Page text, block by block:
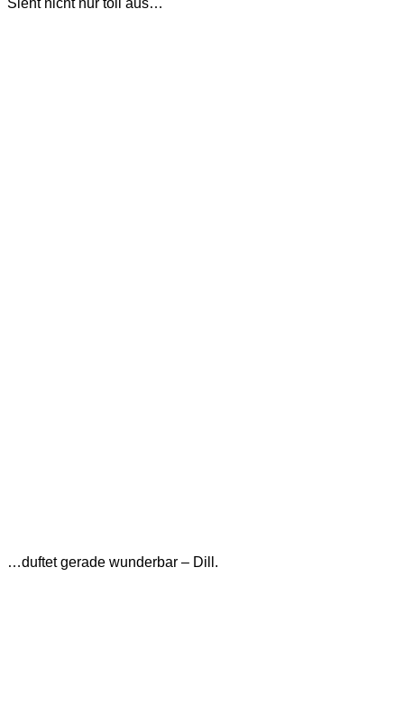
Sieht nicht nur toll aus…
…duftet gerade wunderbar – Dill.